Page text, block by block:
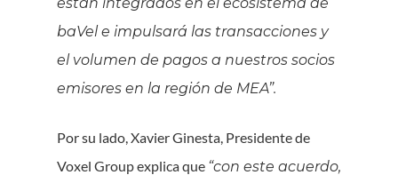
baVel e impulsará las transacciones y
el volumen de pagos a nuestros socios
emisores en la región de MEA”.
Por su lado, Xavier Ginesta, Presidente de
Voxel Group explica que “con este acuerdo,